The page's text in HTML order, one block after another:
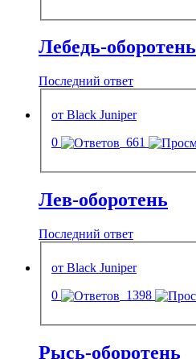
Лебедь-оборотень
Последний ответ
от Black Juniper
0
661
Лев-оборотень
Последний ответ
от Black Juniper
0
1398
Рысь-оборотень